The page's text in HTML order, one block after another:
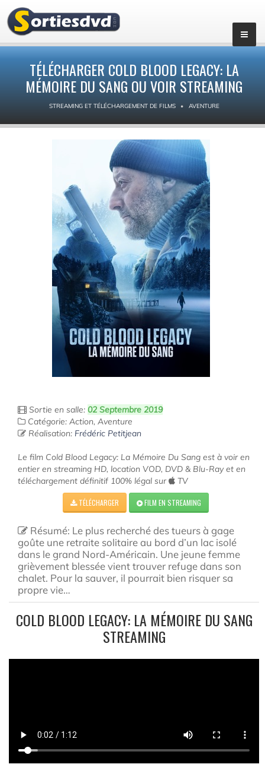
TÉLÉCHARGER COLD BLOOD LEGACY: LA
MÉMOIRE DU SANG OU VOIR STREAMING
STREAMING ET TÉLÉCHARGEMENT DE FILMS AVENTURE
Sortie en salle: 02 Septembre 2019
Catégorie: Action, Aventure
Réalisation: Frédéric Petitjean
Le film Cold Blood Legacy: La Mémoire Du Sang est à voir en
entier en streaming HD, location VOD, DVD & Blu-Ray et en
téléchargement définitif 100% légal sur
TV
TÉLÉCHARGER FILM EN STREAMING
Résumé: Le plus recherché des tueurs à gage
goûte une retraite solitaire au bord d’un lac isolé
dans le grand Nord-Américain. Une jeune femme
grièvement blessée vient trouver refuge dans son
chalet. Pour la sauver, il pourrait bien risquer sa
propre vie…
COLD BLOOD LEGACY: LA MÉMOIRE DU SANG
STREAMING